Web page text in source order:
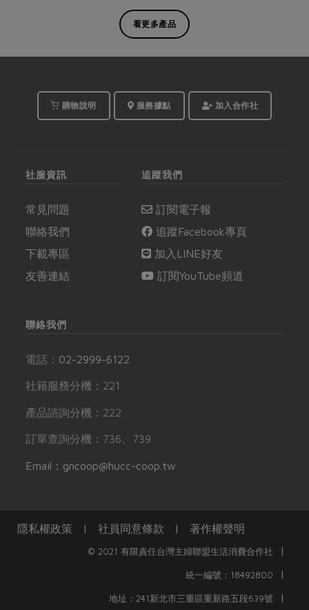
看更多產品
購物說明 服務據點 加入合作社
社服資訊
常見問題
聯絡我們
下載專區
友善連結
追蹤我們
訂閱電子報
追蹤Facebook專頁
加入LINE好友
訂閱YouTube頻道
聯絡我們
電話： 02-2999-6122
社籍服務分機：221
產品諮詢分機：222
訂單查詢分機：736、739
Email：gncoop@hucc-coop.tw
隱私權政策 | 社員同意條款 | 著作權聲明
© 2021 有限責任台灣主婦聯盟生活消費合作社 |
統一編號：18492800 |
地址：241新北市三重區重新路五段639號 |